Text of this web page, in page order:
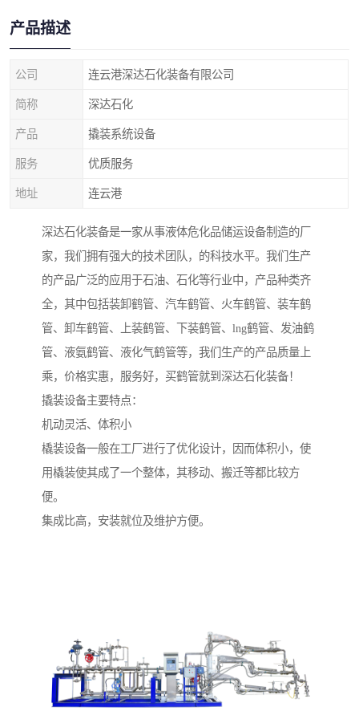
产品描述
公司 连云港深达石化装备有限公司
简称 深达石化
产品 撬装系统设备
服务 优质服务
地址 连云港
深达石化装备是一家从事液体危化品储运设备制造的厂
家，我们拥有强大的技术团队，的科技水平。我们生产
的产品广泛的应用于石油、石化等行业中，产品种类齐
全，其中包括装卸鹤管、汽车鹤管、火车鹤管、装车鹤
管、卸车鹤管、上装鹤管、下装鹤管、lng鹤管、发油鹤
管、液氨鹤管、液化气鹤管等，我们生产的产品质量上
乘，价格实惠，服务好，买鹤管就到深达石化装备！
撬装设备主要特点：
机动灵活、体积小
橇装设备一般在工厂进行了优化设计，因而体积小，使
用橇装使其成了一个整体，其移动、搬迁等都比较方
便。
集成比高，安装就位及维护方便。